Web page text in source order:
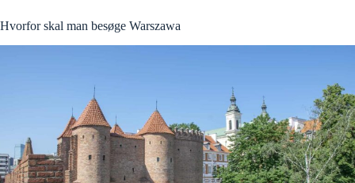
Hvorfor skal man besøge Warszawa